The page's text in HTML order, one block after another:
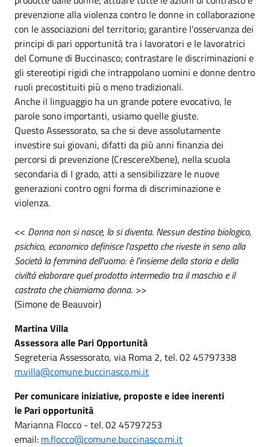
prevenzione alla violenza contro le donne in collaborazione
con le associazioni del territorio; garantire l'osservanza dei
principi di pari opportunità tra i lavoratori e le lavoratrici
del Comune di Buccinasco; contrastare le discriminazioni e
gli stereotipi rigidi che intrappolano uomini e donne dentro
ruoli precostituiti più o meno tradizionali.
Anche il linguaggio ha un grande potere evocativo, le
parole sono importanti, usiamo quelle giuste.
Questo Assessorato, sa che si deve assolutamente
investire sui giovani, difatti da più anni finanzia dei
percorsi di prevenzione (CrescereXbene), nella scuola
secondaria di I grado, atti a sensibilizzare le nuove
generazioni contro ogni forma di discriminazione e
violenza.
<< Donna non si nasce, lo si diventa. Nessun destino biologico,
psichico, economico definisce l'aspetto che riveste in seno alla
Società la femmina dell'uomo: è l'insieme della storia e della
civiltà elaborare quel prodotto intermedio tra il maschio e il
castrato che chiamiamo donna. >>
(Simone de Beauvoir)
Martina Villa
Assessora alle Pari Opportunità
Segreteria Assessorato, via Roma 2, tel. 02 45797338
m.villa@comune.buccinasco.mi.it
Per comunicare iniziative, proposte e idee inerenti
le Pari opportunità
Marianna Flocco - tel. 02 45797253
email: m.flocco@comune.buccinasco.mi.it